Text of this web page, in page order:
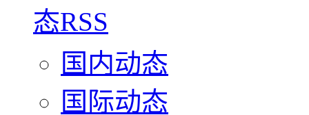
国内动态
国际动态